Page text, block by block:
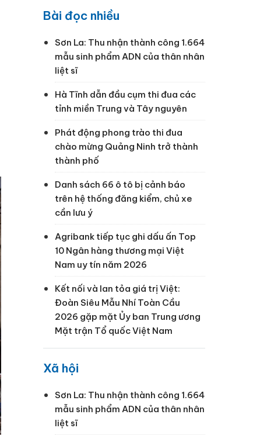
Bài đọc nhiều
Sơn La: Thu nhận thành công 1.664
mẫu sinh phẩm ADN của thân nhân
liệt sĩ
Hà Tĩnh dẫn đầu cụm thi đua các
tỉnh miền Trung và Tây nguyên
Phát động phong trào thi đua
chào mừng Quảng Ninh trở thành
thành phố
Danh sách 66 ô tô bị cảnh báo
trên hệ thống đăng kiểm, chủ xe
cần lưu ý
Agribank tiếp tục ghi dấu ấn Top
10 Ngân hàng thương mại Việt
Nam uy tín năm 2026
Kết nối và lan tỏa giá trị Việt:
Đoàn Siêu Mẫu Nhí Toàn Cầu
2026 gặp mặt Ủy ban Trung ương
Mặt trận Tổ quốc Việt Nam
Xã hội
Sơn La: Thu nhận thành công 1.664
mẫu sinh phẩm ADN của thân nhân
liệt sĩ